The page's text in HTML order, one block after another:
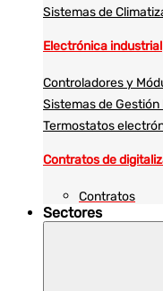
Sistemas de
Electrónica industrial
Controladores y
Sistemas de
Termostatos
Contratos de
Contratos
Sectores